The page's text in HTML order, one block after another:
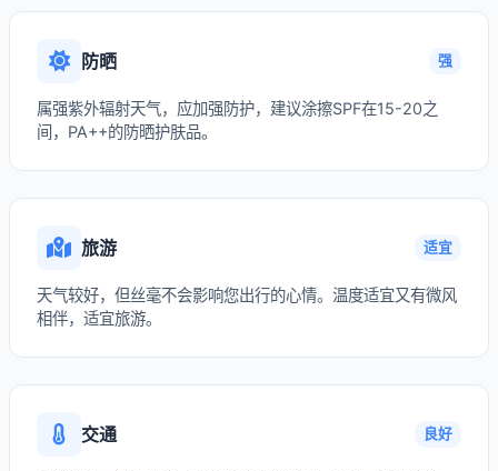
防晒 强
属强紫外辐射天气，应加强防护，建议涂擦SPF在15-20之
间，PA++的防晒护肤品。
旅游 适宜
天气较好，但丝毫不会影响您出行的心情。温度适宜又有微风
相伴，适宜旅游。
交通 良好